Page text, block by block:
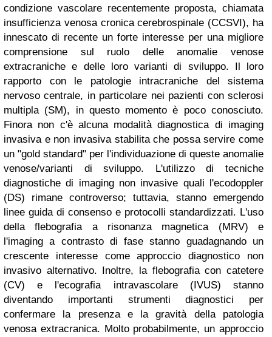
condizione vascolare recentemente proposta, chiamata
insufficienza venosa cronica cerebrospinale (CCSVI), ha
innescato di recente un forte interesse per una migliore
comprensione sul ruolo delle anomalie venose
extracraniche e delle loro varianti di sviluppo. Il loro
rapporto con le patologie intracraniche del sistema
nervoso centrale, in particolare nei pazienti con sclerosi
multipla (SM), in questo momento è poco conosciuto.
Finora non c'è alcuna modalità diagnostica di imaging
invasiva e non invasiva stabilita che possa servire come
un "gold standard" per l'individuazione di queste anomalie
venose/varianti di sviluppo. L'utilizzo di tecniche
diagnostiche di imaging non invasive quali l'ecodoppler
(DS) rimane controverso; tuttavia, stanno emergendo
linee guida di consenso e protocolli standardizzati. L'uso
della flebografia a risonanza magnetica (MRV) e
l'imaging a contrasto di fase stanno guadagnando un
crescente interesse come approccio diagnostico non
invasivo alternativo. Inoltre, la flebografia con catetere
(CV) e l'ecografia intravascolare (IVUS) stanno
diventando importanti strumenti diagnostici per
confermare la presenza e la gravità della patologia
venosa extracranica. Molto probabilmente, un approccio